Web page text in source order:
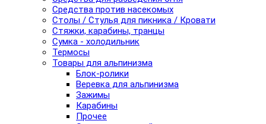
Средства против насекомых
Столы / Стулья для пикника / Кровати
Стяжки, карабины, транцы
Сумка - холодильник
Термосы
Товары для альпинизма
Блок-ролики
Веревка для альпинизма
Зажимы
Карабины
Прочее